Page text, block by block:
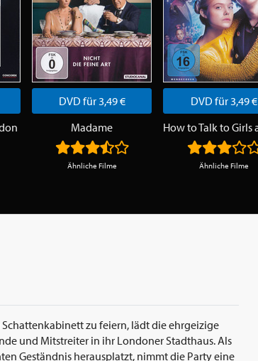
DVD für 3,49 €
Madame
Ähnliche Filme
DVD für 3,49 €
Ähnliche Filme
zu feiern, lädt die ehrgeizige
und Mitstreiter in ihr Londoner Stadthaus. Als
Geständnis herausplatzt, nimmt die Party eine